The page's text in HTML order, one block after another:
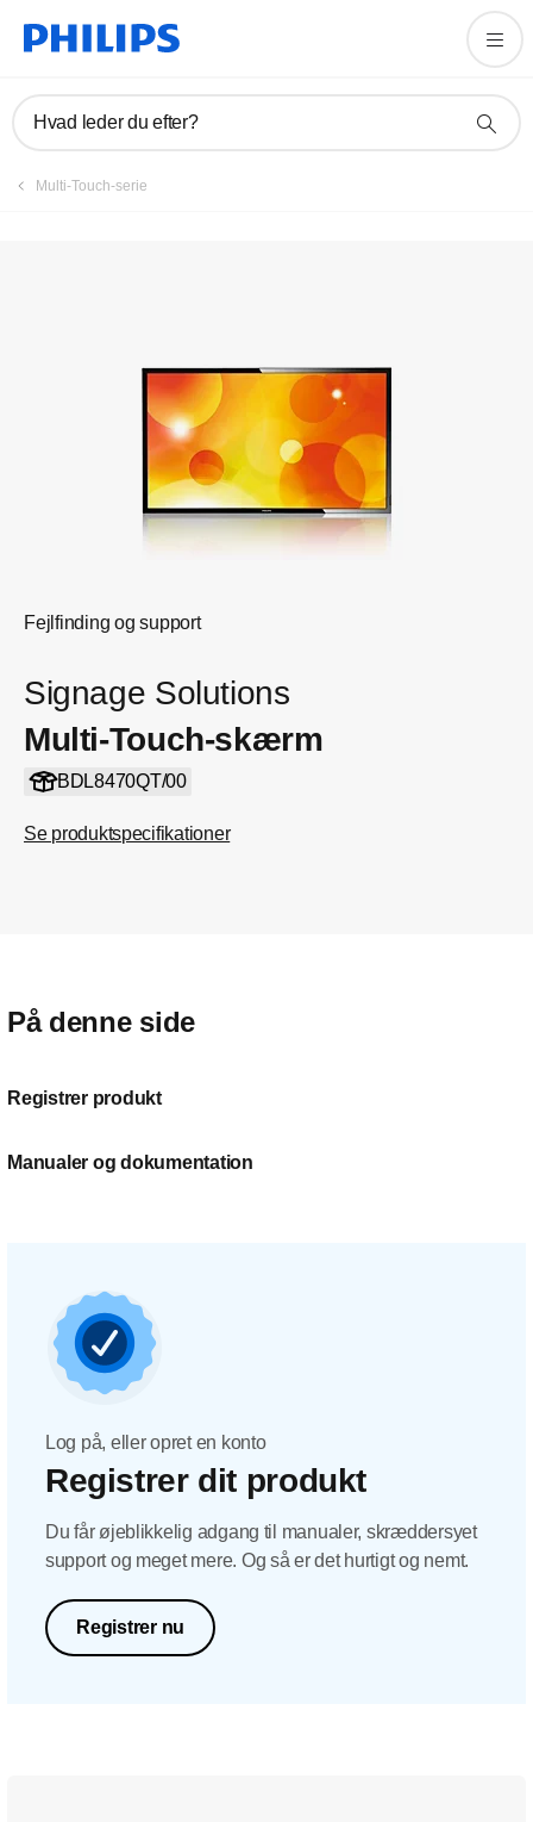
Hvad leder du efter?
Multi-Touch-serie
Fejlfinding og support
Signage Solutions
Multi-Touch-skærm
BDL8470QT/00
Se produktspecifikationer
På denne side
Registrer produkt
Manualer og dokumentation
Log på, eller opret en konto
Registrer dit produkt
Du får øjeblikkelig adgang til manualer, skræddersyet
support og meget mere. Og så er det hurtigt og nemt.
Registrer nu